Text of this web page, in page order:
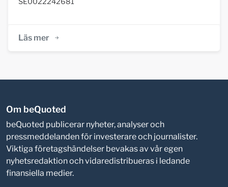
Läs mer
Om beQuoted
beQuoted publicerar nyheter, analyser och
pressmeddelanden för investerare och journalister.
Viktiga företagshändelser bevakas av vår egen
nyhetsredaktion och vidaredistribueras i ledande
finansiella medier.